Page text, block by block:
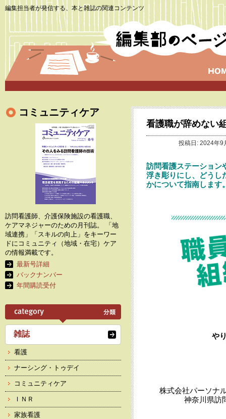
編集担当者が発信する、本と雑誌の関連コンテンツ
看護職が辞めない
投稿日: 2024年9
訪問看護ステーション
浮き彫りにし、どうし
かについて指南します
や
株式会社パーソナ
神奈川県訪
コミュニティケア
訪問看護師、介護保険施設の看護職、
ケアマネジャーのための月刊誌。 「地
域連携」「スキルの向上」をキーワー
ドにコミュニティ（地域・在宅）ケア
の情報満載です。
最新号詳細
バックナンバー
年間購読受付
雑誌
看護
ナーシング・トゥデイ
コミュニティケア
ＩＮＲ
家族看護